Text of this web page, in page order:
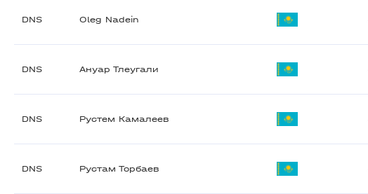
DNS Oleg Nadein
DNS Ануар Тлеугали
DNS Рустем Камалеев
DNS Рустам Торбаев